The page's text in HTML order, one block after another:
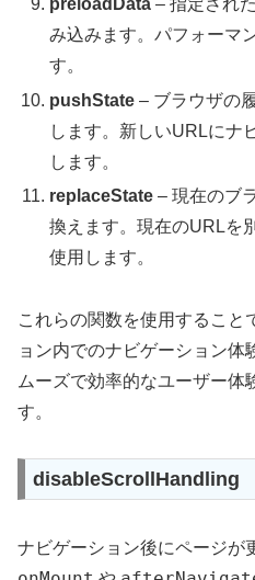
preloadData – 指定され
み込みます。パフォーマ
す。
pushState – ブラウザの
します。新しいURLにナ
します。
replaceState – 現在のブ
換えます。現在のURLを
使用します。
これらの関数を使用すること
ョン内でのナビゲーション体
ムーズで効率的なユーザー体
す。
disableScrollHandling
ナビゲーション後にページが